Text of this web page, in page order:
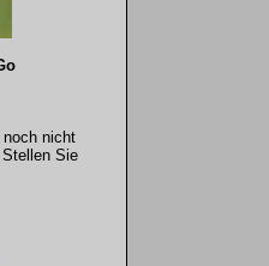
nicht
Sie